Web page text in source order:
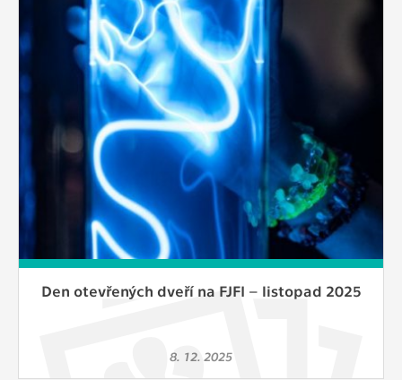
Cookies, které aplikace nedokáže zařadit.
Naším cílem je, aby tato kategorie
zůstala prázdná a všechny cookies byly
přiřazeny do některé z kategorií
uvedených výše.
Den otevřených dveří na FJFI – listopad 2025
8. 12. 2025